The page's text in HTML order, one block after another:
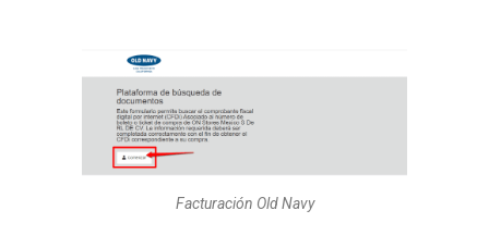
Facturación Old Navy